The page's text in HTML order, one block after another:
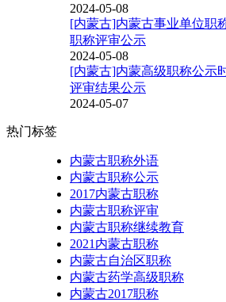
2024-05-08
[内蒙古]内蒙古事业单位职
职称评审公示
2024-05-08
[内蒙古]内蒙高级职称公示
评审结果公示
2024-05-07
热门标签
内蒙古职称外语
内蒙古职称公示
2017内蒙古职称
内蒙古职称评审
内蒙古职称继续教育
2021内蒙古职称
内蒙古自治区职称
内蒙古药学高级职称
内蒙古2017职称